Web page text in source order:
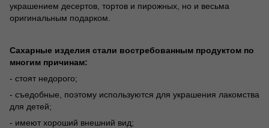
украшением десертов, тортов и пирожных, но и весьма
оригинальным подарком.
Сахарные изделия стали востребованным продуктом по
многим причинам:
- стоят недорого;
- съедобные, поэтому используются для украшения лакомства
для детей;
- имеют хороший внешний вид;